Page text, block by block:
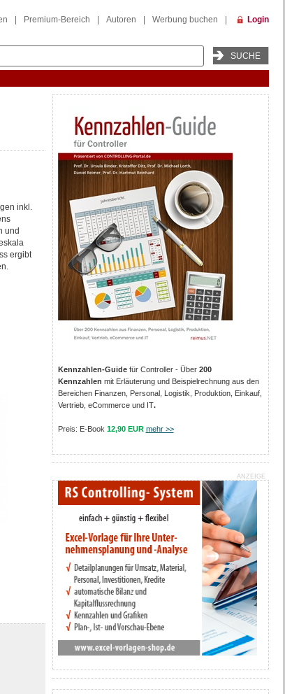
Premium-Bereich Autoren Werbung buchen Login
inkl.
und
ergibt
Kennzahlen-Guidefür Controller - Über 200
Kennzahlen mit Erläuterung und Beispielrechnung aus den
Bereichen Finanzen, Personal, Logistik, Produktion, Einkauf,
Vertrieb, eCommerce und IT.
Preis: E-Book 12,90 EUR mehr >>
ANZEIGE